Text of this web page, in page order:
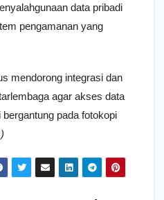
data pribadi
pengamanan yang
mendorong integrasi dan
agar akses data
pada fotokopi